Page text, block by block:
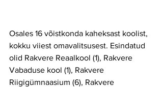
Osales 16 võistkonda kaheksast koolist,
kokku viiest omavalitsusest. Esindatud
olid Rakvere Reaalkool (1), Rakvere
Vabaduse kool (1), Rakvere
Riigigümnaasium (6), Rakvere